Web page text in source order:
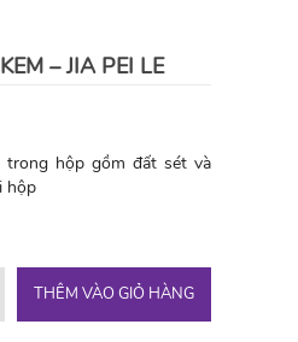
– JIA PEI LE
trong hộp gồm đất sét và
hộp
THÊM VÀO GIỎ HÀNG